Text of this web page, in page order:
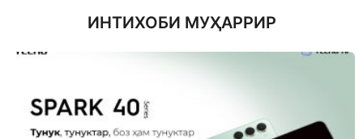
ИНТИХОБИ МУҲАРРИР